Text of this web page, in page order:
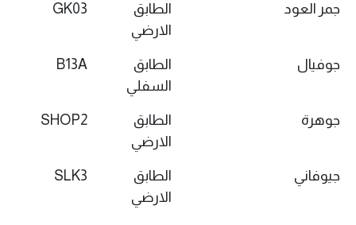
جمر العود
الطابق
الارضي
GK03
جوفيال
الطابق
السفلي
B13A
جوهرة
الطابق
الارضي
SHOP2
جيوفاني
الطابق
الارضي
SLK3